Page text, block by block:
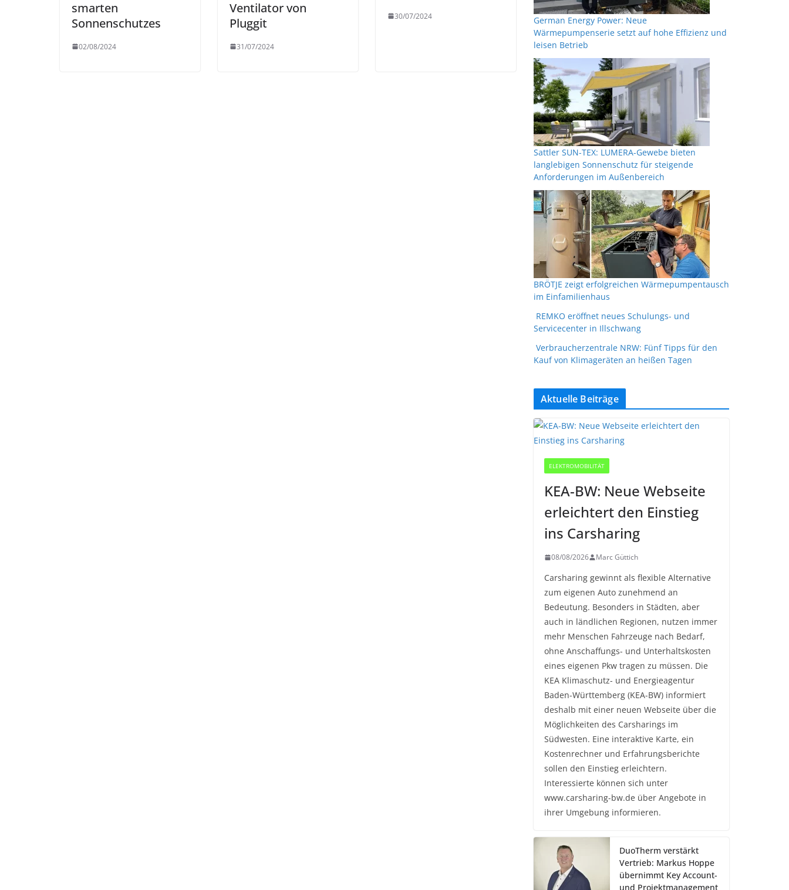
smarten
Sonnenschutzes
02/08/2024
Ventilator von
Pluggit
31/07/2024
30/07/2024
German Energy Power: Neue
Wärmepumpenserie setzt auf hohe Effizienz und
leisen Betrieb
Sattler SUN-TEX: LUMERA-Gewebe bieten
langlebigen Sonnenschutz für steigende
Anforderungen im Außenbereich
BRÖTJE zeigt erfolgreichen Wärmepumpentausch
im Einfamilienhaus
REMKO eröffnet neues Schulungs- und
Servicecenter in Illschwang
Verbraucherzentrale NRW: Fünf Tipps für den
Kauf von Klimageräten an heißen Tagen
Aktuelle Beiträge
ELEKTROMOBILITÄT
KEA-BW: Neue Webseite
erleichtert den Einstieg
ins Carsharing
08/08/2026 Marc Güttich
Carsharing gewinnt als flexible Alternative
zum eigenen Auto zunehmend an
Bedeutung. Besonders in Städten, aber
auch in ländlichen Regionen, nutzen immer
mehr Menschen Fahrzeuge nach Bedarf,
ohne Anschaffungs- und Unterhaltskosten
eines eigenen Pkw tragen zu müssen. Die
KEA Klimaschutz- und Energieagentur
Baden-Württemberg (KEA-BW) informiert
deshalb mit einer neuen Webseite über die
Möglichkeiten des Carsharings im
Südwesten. Eine interaktive Karte, ein
Kostenrechner und Erfahrungsberichte
sollen den Einstieg erleichtern.
Interessierte können sich unter
www.carsharing-bw.de über Angebote in
ihrer Umgebung informieren.
DuoTherm verstärkt
Vertrieb: Markus Hoppe
übernimmt Key Account-
und Projektmanagement